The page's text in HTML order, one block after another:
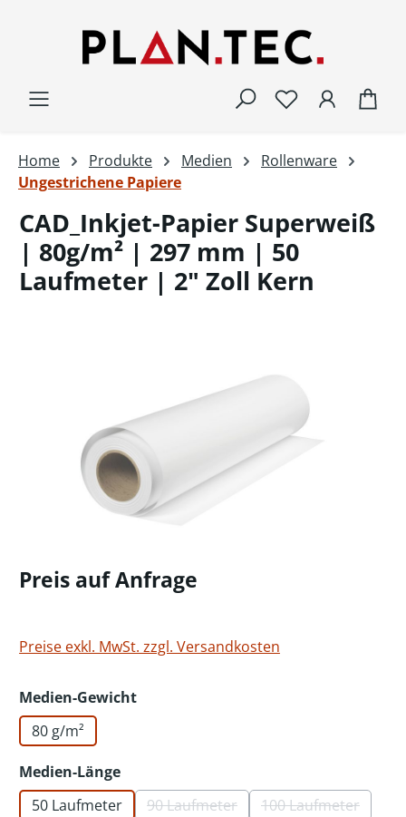
Home Produkte Medien
Rollenware
Ungestrichene Papiere
CAD_Inkjet-Papier Superweiß
| 80g/m² | 297 mm | 50
Laufmeter | 2" Zoll Kern
Preis auf Anfrage
Preise exkl. MwSt. zzgl. Versandkosten
Medien-Gewichtauswählen
80 g/m²
Medien-Längeauswählen
50 Laufmeter
90 Laufmeter 100 Laufmeter